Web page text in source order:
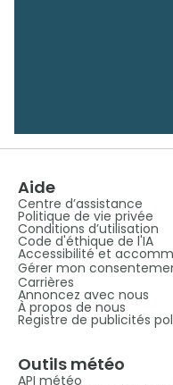
Aide
Centre d’assistance
Politique de vie privée
Conditions d’utilisation
Code d'éthique de l'IA
Accessibilité et
Gérer mon
Carrières
Annoncez avec nous
À propos de nous
Registre de publicités
Outils météo
API météo